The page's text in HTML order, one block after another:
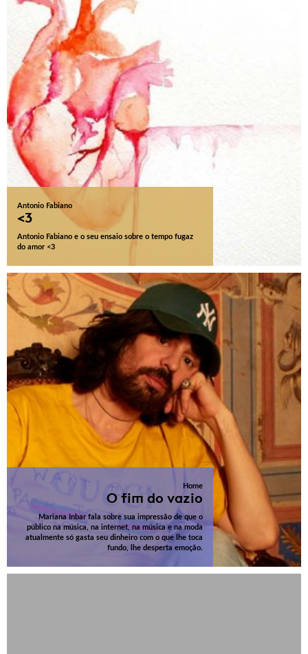
Antonio Fabiano
<3
Antonio Fabiano e o seu ensaio sobre o tempo fugaz
do amor <3
Home
O fim do vazio
Mariana Inbar fala sobre sua impressão de que o
público na música, na internet, na música e na moda
atualmente só gasta seu dinheiro com o que lhe toca
fundo, lhe desperta emoção.